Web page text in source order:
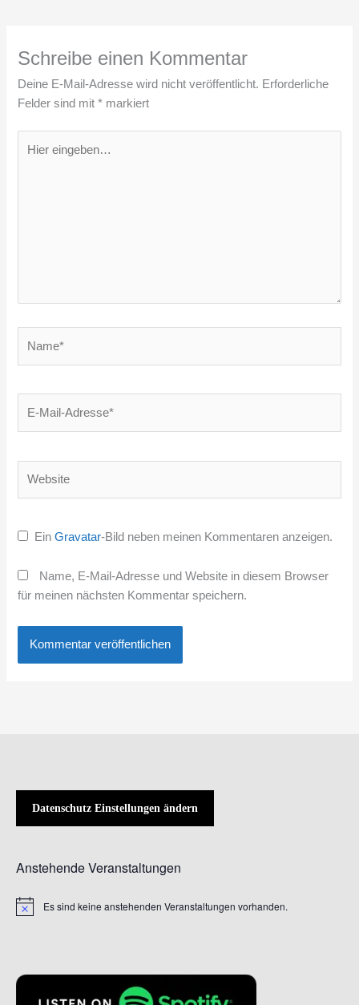
Schreibe einen Kommentar
Deine E-Mail-Adresse wird nicht veröffentlicht. Erforderliche
Felder sind mit* markiert
eingeben…
EinGravatar-Bild neben meinen Kommentaren anzeigen.
Name, E-Mail-Adresse und Website in diesem Browser
für meinen nächsten Kommentar speichern.
Datenschutz Einstellungen ändern
Anstehende Veranstaltungen
HinweisEs sind keine anstehenden Veranstaltungen vorhanden.